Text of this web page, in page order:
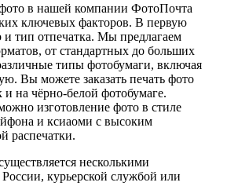
в нашей компании ФотоПочта
ключевых факторов. В первую
и тип отпечатка. Мы предлагаем
от стандартных до больших
типы фотобумаги, включая
Вы можете заказать печать фото
и на чёрно-белой фотобумаге.
изготовление фото в стиле
и ксиаоми с высоким
распечатки.
несколькими
курьерской службой или